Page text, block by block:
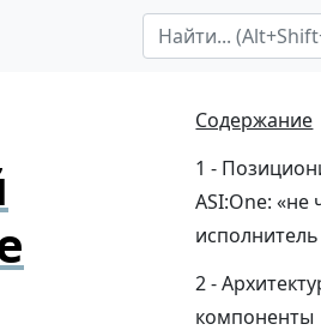
Search Term
Содержание
ASI:One: «не
компоненты